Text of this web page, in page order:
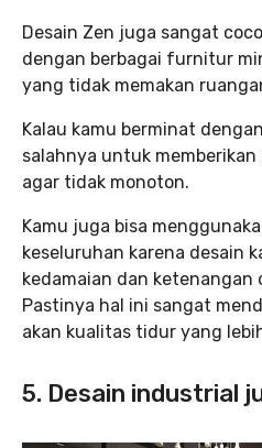
Desain Zen juga sangat
dengan berbagai furnitur
yang tidak memakan
Kalau kamu berminat
salahnya untuk
agar tidak monoton.
Kamu juga bisa
keseluruhan karena desain
kedamaian dan ketenangan
Pastinya hal ini sangat
akan kualitas tidur yang
5. Desain industrial